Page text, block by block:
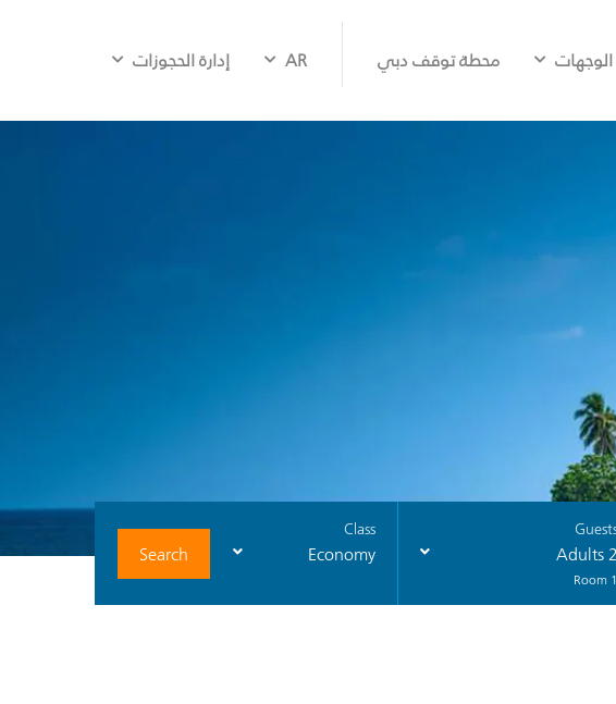
الوجهات محطة توقف دبي AR إدارة الحجوزات
2 Adults
1 Room
Class
Economy
Search